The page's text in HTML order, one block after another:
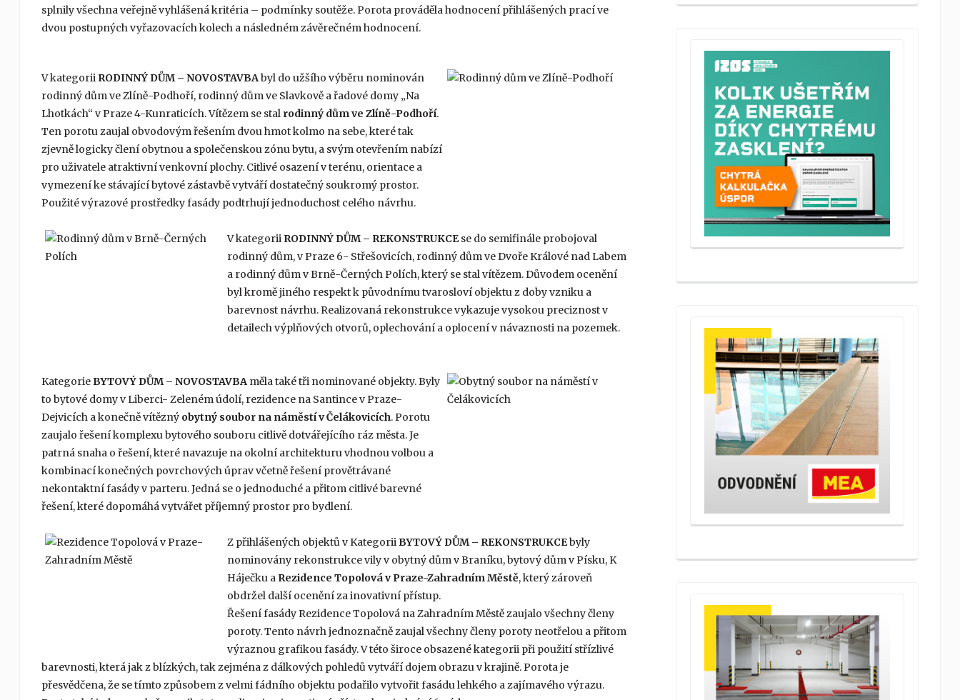
splnily všechna veřejně vyhlášená kritéria – podmínky soutěže. Porota prováděla hodnocení přihlášených prací ve
dvou postupných vyřazovacích kolech a následném závěrečném hodnocení.
V kategorii RODINNÝ DŮM – NOVOSTAVBAbyl do užšího výběru nominován
rodinný dům ve Zlíně-Podhoří, rodinný dům ve Slavkově a řadové domy „Na
Lhotkách“ v Praze 4-Kunraticích. Vítězem se stal rodinný dům ve Zlíně-Podhoří.
Ten porotu zaujal obvodovým řešením dvou hmot kolmo na sebe, které tak
zjevně logicky člení obytnou a společenskou zónu bytu, a svým otevřením nabízí
pro uživatele atraktivní venkovní plochy. Citlivé osazení v terénu, orientace a
vymezení ke stávající bytové zástavbě vytváří dostatečný soukromý prostor.
Použité výrazové prostředky fasády podtrhují jednoduchost celého návrhu.
V kategorii RODINNÝ DŮM – REKONSTRUKCEse do semifinále probojoval
rodinný dům, v Praze 6- Střešovicích, rodinný dům ve Dvoře Králové nad Labem
a rodinný dům v Brně-Černých Polích, který se stal vítězem. Důvodem ocenění
byl kromě jiného respekt k původnímu tvarosloví objektu z doby vzniku a
barevnost návrhu. Realizovaná rekonstrukce vykazuje vysokou preciznost v
detailech výplňových otvorů, oplechování a oplocení v návaznosti na pozemek.
KategorieBYTOVÝ DŮM – NOVOSTAVBA měla také tři nominované objekty. Byly
to bytové domy v Liberci- Zeleném údolí, rezidence na Santince v Praze-
Dejvicích a konečně vítězný obytný soubor na náměstí v Čelákovicích. Porotu
zaujalo řešení komplexu bytového souboru citlivě dotvářejícího ráz města. Je
patrná snaha o řešení, které navazuje na okolní architekturu vhodnou volbou a
kombinací konečných povrchových úprav včetně řešení provětrávané
nekontaktní fasády v parteru. Jedná se o jednoduché a přitom citlivé barevné
řešení, které dopomáhá vytvářet příjemný prostor pro bydlení.
Z přihlášených objektů v KategoriiBYTOVÝ DŮM – REKONSTRUKCEbyly
nominovány rekonstrukce vily v obytný dům v Braníku, bytový dům v Písku, K
Háječku a Rezidence Topolová v Praze-Zahradním Městě, který zároveň
obdržel další ocenění za inovativní přístup.
Řešení fasády Rezidence Topolová na Zahradním Městě zaujalo všechny členy
poroty. Tento návrh jednoznačně zaujal všechny členy poroty neotřelou a přitom
výraznou grafikou fasády. V této široce obsazené kategorii při použití střízlivé
barevnosti, která jak z blízkých, tak zejména z dálkových pohledů vytváří dojem obrazu v krajině. Porota je
přesvědčena, že se tímto způsobem z velmi fádního objektu podařilo vytvořit fasádu lehkého a zajímavého výrazu.